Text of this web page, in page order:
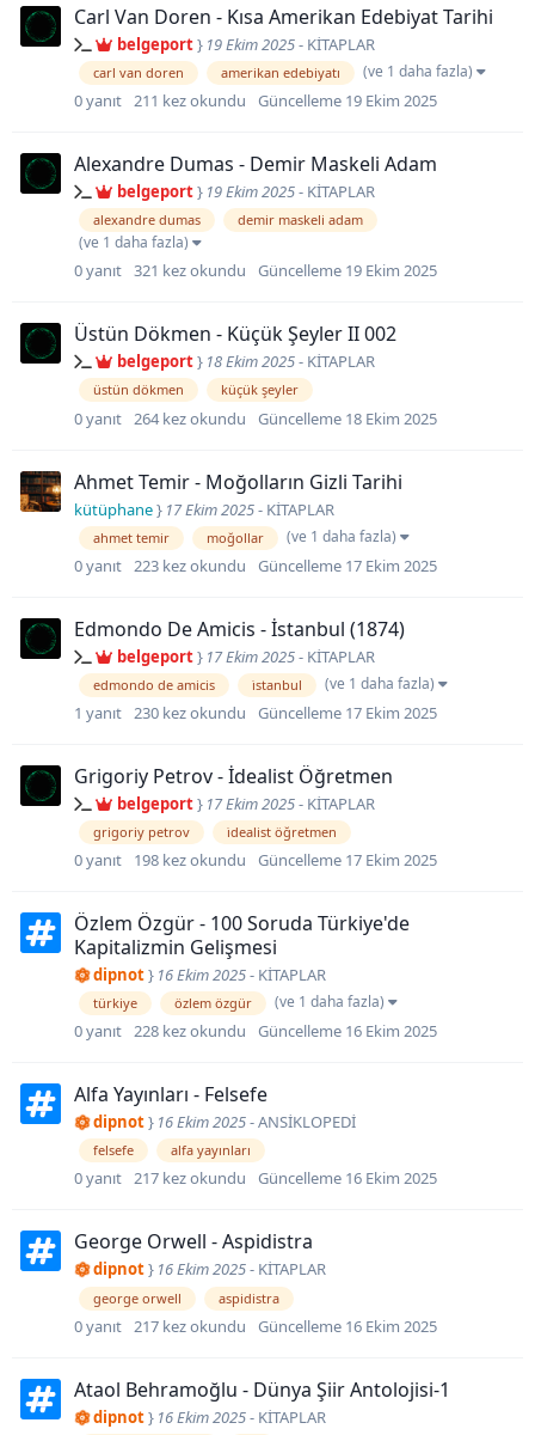
Carl Van Doren - Kısa Amerikan Edebiyat Tarihi
belgeport} 19 Ekim 2025- KİTAPLAR
carl van doren amerikan edebiyatı (ve 1 daha fazla)
0yanıt 211 kez okundu Güncelleme 19 Ekim 2025
Alexandre Dumas - Demir Maskeli Adam
belgeport} 19 Ekim 2025- KİTAPLAR
alexandre dumas demir maskeli adam
(ve 1 daha fazla)
0yanıt 321 kez okundu Güncelleme 19 Ekim 2025
Üstün Dökmen - Küçük Şeyler II 002
belgeport} 18 Ekim 2025- KİTAPLAR
üstün dökmen küçük şeyler
0yanıt 264 kez okundu Güncelleme 18 Ekim 2025
Ahmet Temir - Moğolların Gizli Tarihi
kütüphane} 17 Ekim 2025- KİTAPLAR
ahmet temir moğollar (ve 1 daha fazla)
0yanıt 223 kez okundu Güncelleme 17 Ekim 2025
Edmondo De Amicis - İstanbul (1874)
belgeport} 17 Ekim 2025- KİTAPLAR
edmondo de amicis i̇stanbul (ve 1 daha fazla)
1 yanıt 230 kez okundu Güncelleme 17 Ekim 2025
Grigoriy Petrov - İdealist Öğretmen
belgeport} 17 Ekim 2025- KİTAPLAR
grigoriy petrov i̇dealist öğretmen
0yanıt 198 kez okundu Güncelleme 17 Ekim 2025
Özlem Özgür - 100 Soruda Türkiye'de
Kapitalizmin Gelişmesi
dipnot} 16 Ekim 2025- KİTAPLAR
türkiye özlem özgür (ve 1 daha fazla)
0yanıt 228 kez okundu Güncelleme 16 Ekim 2025
Alfa Yayınları - Felsefe
dipnot} 16 Ekim 2025-ANSİKLOPEDİ
felsefe alfa yayınları
0yanıt 217 kez okundu Güncelleme 16 Ekim 2025
George Orwell - Aspidistra
dipnot} 16 Ekim 2025- KİTAPLAR
george orwell aspidistra
0yanıt 217 kez okundu Güncelleme 16 Ekim 2025
Ataol Behramoğlu - Dünya Şiir Antolojisi-1
dipnot} 16 Ekim 2025- KİTAPLAR